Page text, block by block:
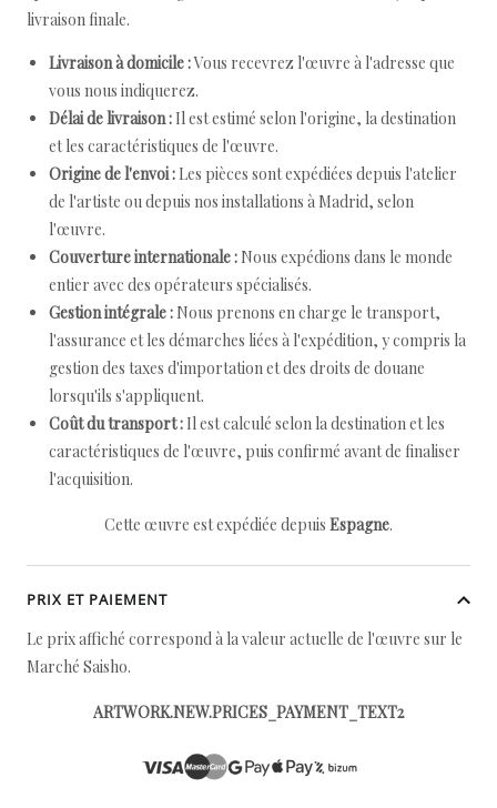
livraison finale.
Livraison à domicile :Vous recevrez l'œuvre à l'adresse que
vous nous indiquerez.
Délai de livraison : Il est estimé selon l'origine, la destination
et les caractéristiques de l'œuvre.
Origine de l'envoi : Les pièces sont expédiées depuis l'atelier
de l'artiste ou depuis nos installations à Madrid, selon
l'œuvre.
Couverture internationale : Nous expédions dans le monde
entier avec des opérateurs spécialisés.
Gestion intégrale : Nous prenons en charge le transport,
l'assurance et les démarches liées à l'expédition, y compris la
gestion des taxes d'importation et des droits de douane
lorsqu'ils s'appliquent.
Coût du transport : Il est calculé selon la destination et les
caractéristiques de l'œuvre, puis confirmé avant de finaliser
l'acquisition.
Cette œuvre est expédiée depuis Espagne.
PRIX ET PAIEMENT
Le prix affiché correspond à la valeur actuelle de l'œuvre sur le
Marché Saisho.
ARTWORK.NEW.PRICES_PAYMENT_TEXT2